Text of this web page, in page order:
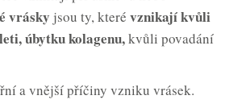
vrásky jsou ty, které vznikají kvůli
úbytkukolagenu,kvůli povadání
a vnější příčiny vzniku vrásek.